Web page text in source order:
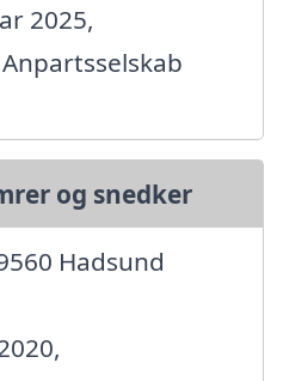
2025,
og snedker
Hadsund